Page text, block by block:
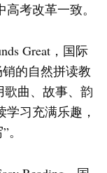
考改革一致。
Great，国际
的自然拼读教
歌曲、故事、韵
习充满乐趣，